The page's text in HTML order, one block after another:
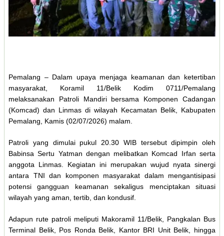
Pemalang – Dalam upaya menjaga keamanan dan ketertiban
masyarakat, Koramil 11/Belik Kodim 0711/Pemalang
melaksanakan Patroli Mandiri bersama Komponen Cadangan
(Komcad) dan Linmas di wilayah Kecamatan Belik, Kabupaten
Pemalang, Kamis (02/07/2026) malam.
Patroli yang dimulai pukul 20.30 WIB tersebut dipimpin oleh
Babinsa Sertu Yatman dengan melibatkan Komcad Irfan serta
anggota Linmas. Kegiatan ini merupakan wujud nyata sinergi
antara TNI dan komponen masyarakat dalam mengantisipasi
potensi gangguan keamanan sekaligus menciptakan situasi
wilayah yang aman, tertib, dan kondusif.
Adapun rute patroli meliputi Makoramil 11/Belik, Pangkalan Bus
Terminal Belik, Pos Ronda Belik, Kantor BRI Unit Belik, hingga